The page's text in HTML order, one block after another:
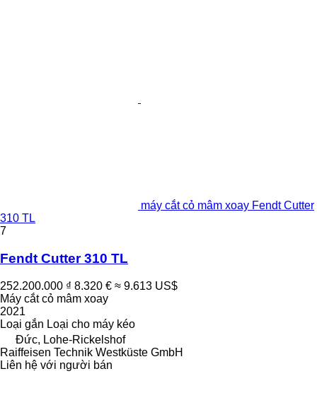
máy cắt cỏ mâm xoay Fendt Cutter
310 TL
7
Fendt Cutter 310 TL
252.200.000 ₫ 8.320 € ≈ 9.613 US$
Máy cắt cỏ mâm xoay
2021
Loại gắn Loại cho máy kéo
Đức, Lohe-Rickelshof
Raiffeisen Technik Westküste GmbH
Liên hệ với người bán